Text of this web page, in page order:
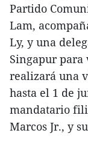
Partido
Lam,
Ly, y una
Singapur
realizará una
hasta el 1 de
mandatario
Marcos Jr., y